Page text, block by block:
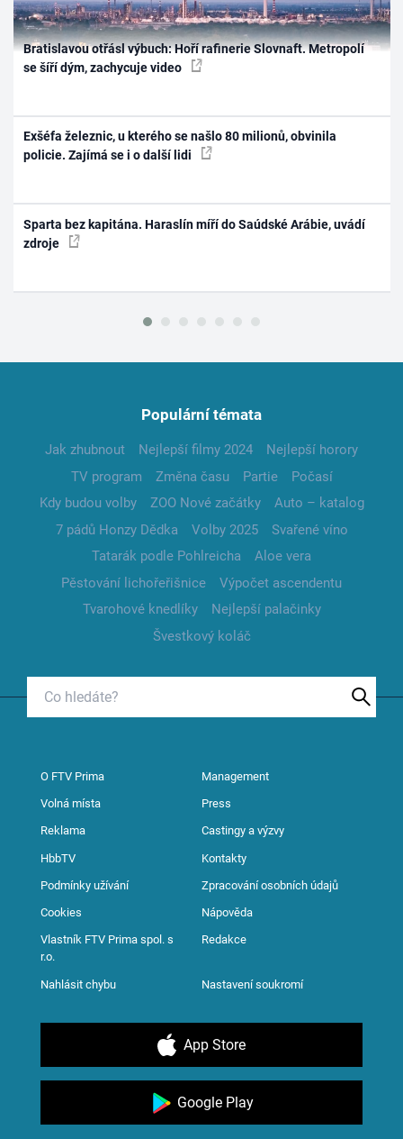
Bratislavou otřásl výbuch: Hoří rafinerie Slovnaft. Metropolí
se šíří dým, zachycuje video
Exšéfa železnic, u kterého se našlo 80 milionů, obvinila
policie. Zajímá se i o další lidi
Sparta bez kapitána. Haraslín míří do Saúdské Arábie, uvádí
zdroje
Populární témata
Jak zhubnout Nejlepší filmy 2024
Nejlepší horory
TV program
Změna času Partie
Počasí
Kdy budou volby
ZOO Nové začátky
Auto – katalog
7 pádů Honzy Dědka
Volby 2025
Svařené víno
Tatarák podle Pohlreicha
Aloe vera
Pěstování lichořeřišnice
Výpočet ascendentu
Tvarohové knedlíky
Nejlepší palačinky
Švestkový koláč
O FTV Prima Management
Volná místa Press
Reklama Castingy a výzvy
HbbTV Kontakty
Podmínky užívání Zpracování osobních údajů
Cookies Nápověda
Vlastník FTV Prima spol. s
r.o.
Redakce
Nahlásit chybu Nastavení soukromí
App Store
Google Play